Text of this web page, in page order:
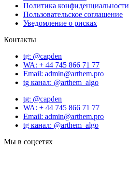
Политика конфиденциальности
Пользовательское соглашение
Уведомление о рисках
Контакты
tg: @capden
WA: + 44 745 866 71 77
Email: admin@arthem.pro
tg канал: @arthem_algo
tg: @capden
WA: + 44 745 866 71 77
Email: admin@arthem.pro
tg канал: @arthem_algo
Мы в соцсетях